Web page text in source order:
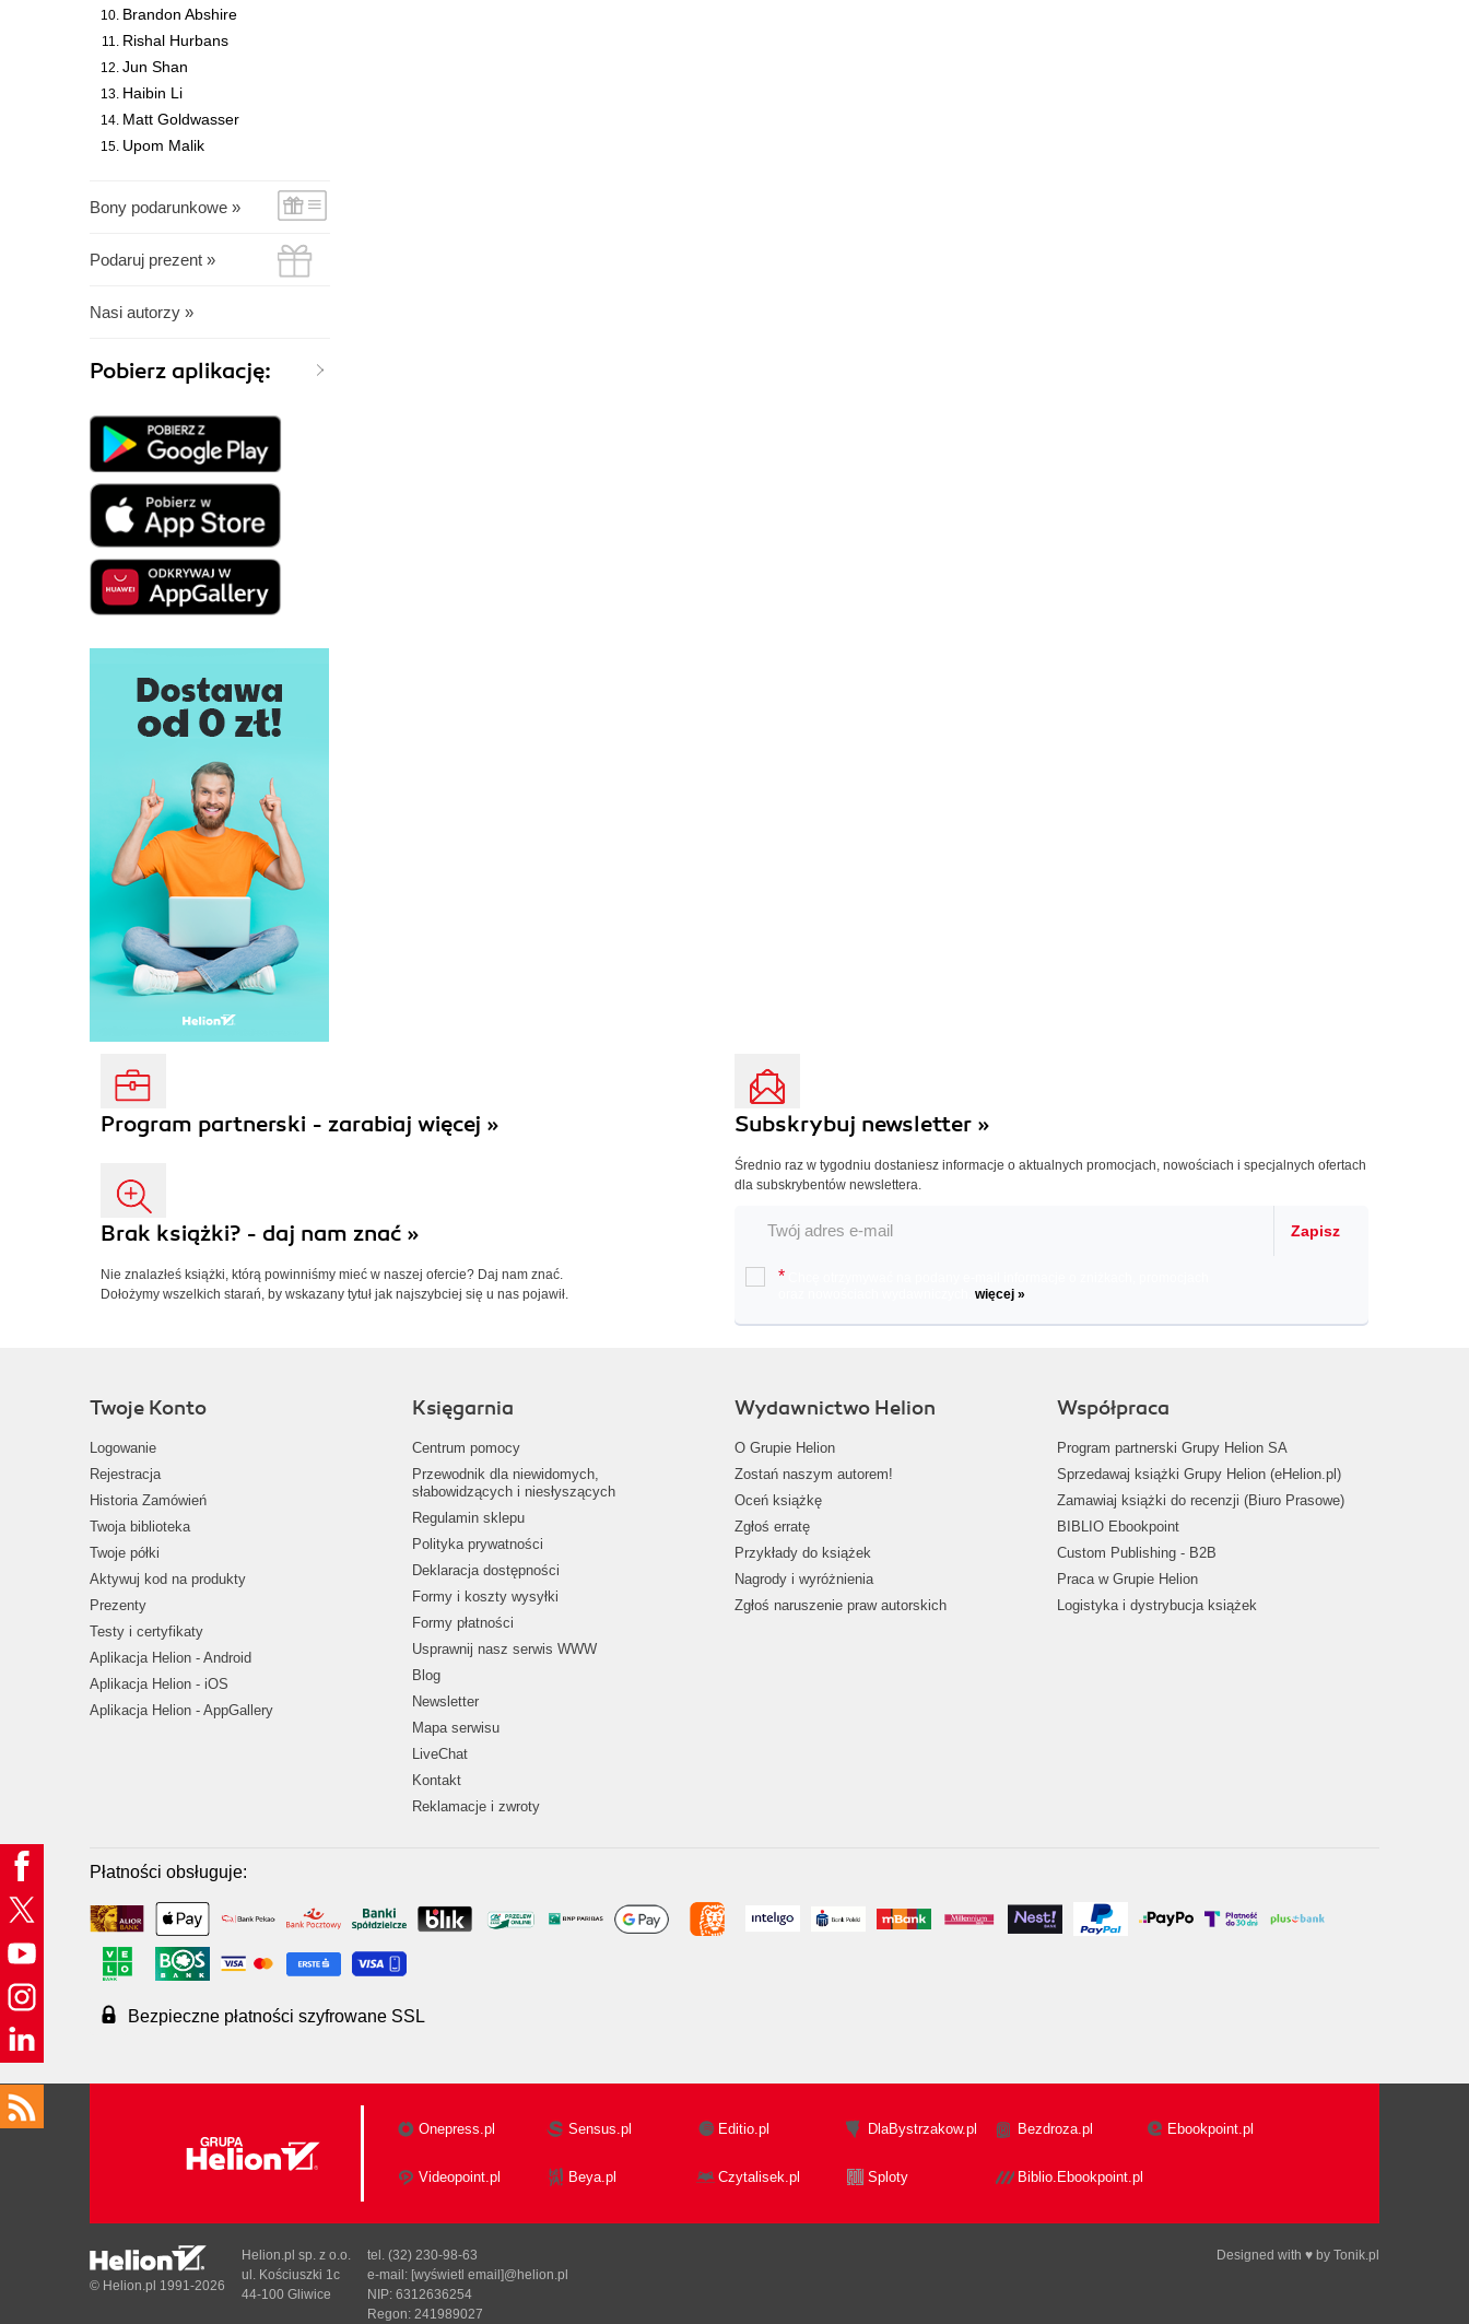
Brandon Abshire
Rishal Hurbans
Jun Shan
Haibin Li
Matt Goldwasser
Upom Malik
Bony podarunkowe »
Podaruj prezent »
Nasi autorzy »
Pobierz aplikację:
Program partnerski - zarabiaj więcej »
Brak książki? - daj nam znać »
Nie znalazłeś książki, którą powinniśmy mieć w naszej ofercie? Daj nam znać.
Dołożymy wszelkich starań, by wskazany tytuł jak najszybciej się u nas pojawił.
Subskrybuj newsletter »
Średnio raz w tygodniu dostaniesz informacje o aktualnych promocjach, nowościach i specjalnych ofertach
dla subskrybentów newslettera.
Zapisz
*
więcej »
Twoje Konto
Logowanie
Rejestracja
Historia Zamówień
Twoja biblioteka
Twoje półki
Aktywuj kod na produkty
Prezenty
Testy i certyfikaty
Aplikacja Helion - Android
Aplikacja Helion - iOS
Aplikacja Helion - AppGallery
Księgarnia
Centrum pomocy
Przewodnik dla niewidomych,
słabowidzących i niesłyszących
Regulamin sklepu
Polityka prywatności
Deklaracja dostępności
Formy i koszty wysyłki
Formy płatności
Usprawnij nasz serwis WWW
Blog
Newsletter
Mapa serwisu
LiveChat
Kontakt
Reklamacje i zwroty
Wydawnictwo Helion
O Grupie Helion
Zostań naszym autorem!
Oceń książkę
Zgłoś erratę
Przykłady do książek
Nagrody i wyróżnienia
Zgłoś naruszenie praw autorskich
Współpraca
Program partnerski Grupy Helion SA
Sprzedawaj książki Grupy Helion (eHelion.pl)
Zamawiaj książki do recenzji (Biuro Prasowe)
BIBLIO Ebookpoint
Custom Publishing - B2B
Praca w Grupie Helion
Logistyka i dystrybucja książek
Płatności obsługuje:
Bezpieczne płatności szyfrowane SSL
Onepress.pl Sensus.pl Editio.pl DlaBystrzakow.pl Bezdroza.pl Ebookpoint.pl
Videopoint.pl Beya.pl Czytalisek.pl Sploty Biblio.Ebookpoint.pl
Designed with ♥ by Tonik.pl
© Helion.pl 1991-2026
Helion.pl sp. z o.o.
ul. Kościuszki 1c
44-100 Gliwice
tel. (32) 230-98-63
e-mail: [wyświetl email]@helion.pl
NIP: 6312636254
Regon: 241989027